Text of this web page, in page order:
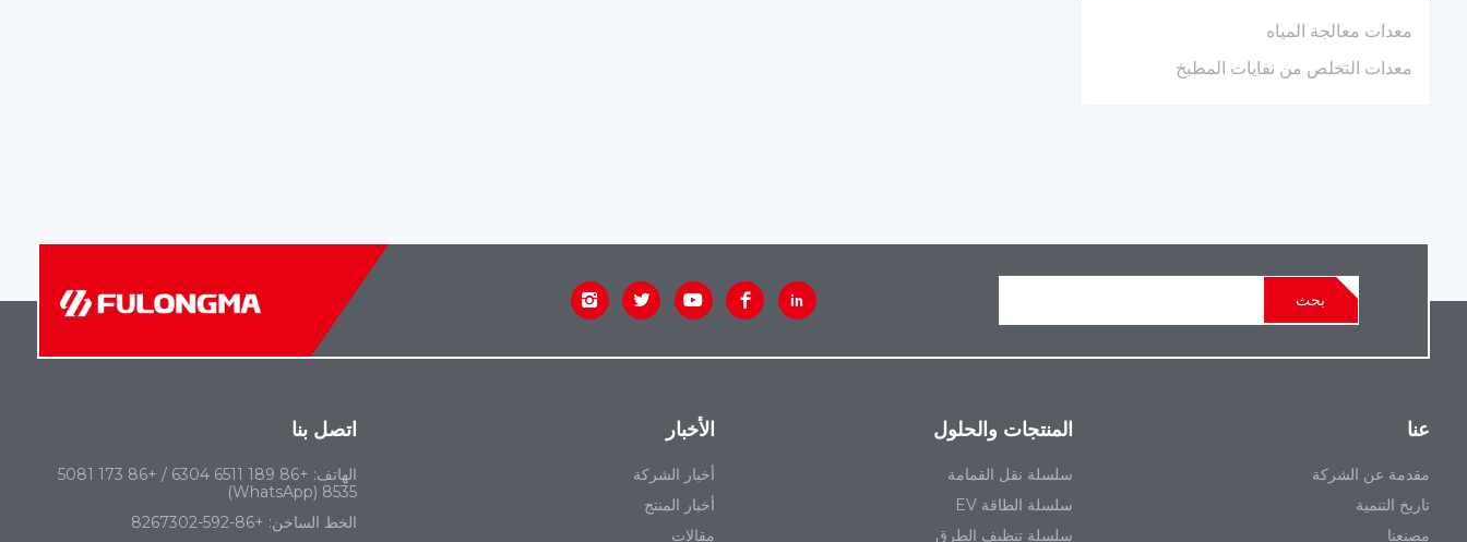
معدات معالجة المياه
معدات التخلص من نفايات المطبخ
بحث
عنا
مقدمة عن الشركة
تاريخ التنمية
مصنعنا
المنتجات والحلول
سلسلة نقل القمامة
سلسلة الطاقة EV
سلسلة تنظيف الطرق
الأخبار
أخبار الشركة
أخبار المنتج
مقالات
اتصل بنا
الهاتف:
+86 189 6511 6304 / +86 173 5081
8535 (WhatsApp)
الخط الساخن: +86-592-8267302‬